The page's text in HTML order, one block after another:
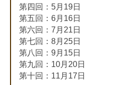
第四回：5月19日
第五回：6月16日
第六回：7月21日
第七回：8月25日
第八回：9月15日
第九回：10月20日
第十回：11月17日